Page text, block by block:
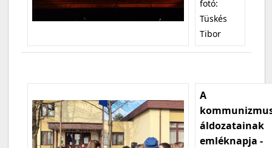
fotó:
Tüskés
Tibor
A
áldozatainak
emléknapja -